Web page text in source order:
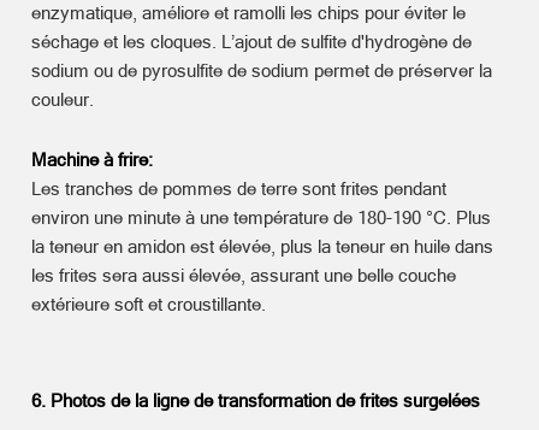
enzymatique, améliore et ramolli les chips pour éviter le
séchage et les cloques. L’ajout de sulfite d'hydrogène de
sodium ou de pyrosulfite de sodium permet de préserver la
couleur.
Machine à frire:
Les tranches de pommes de terre sont frites pendant
environ une minute à une température de 180-190 °C. Plus
la teneur en amidon est élevée, plus la teneur en huile dans
les frites sera aussi élevée, assurant une belle couche
extérieure soft et croustillante.
6. Photos de la ligne de transformation de frites surgelées